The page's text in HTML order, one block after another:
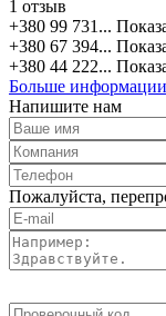
1 отзыв
+380 99 731...
+380 67 394...
+380 44 222...
Больше информации
Напишите нам
Пожалуйста,